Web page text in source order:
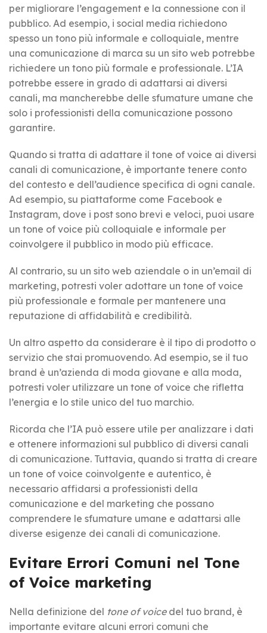
per migliorare l’engagement e la connessione con il
pubblico. Ad esempio, i social media richiedono
spesso un tono più informale e colloquiale, mentre
una comunicazione di marca su un sito web potrebbe
richiedere un tono più formale e professionale. L’IA
potrebbe essere in grado di adattarsi ai diversi
canali, ma mancherebbe delle sfumature umane che
solo i professionisti della comunicazione possono
garantire.
Quando si tratta di adattare il tone of voice ai diversi
canali di comunicazione, è importante tenere conto
del contesto e dell’audience specifica di ogni canale.
Ad esempio, su piattaforme come Facebook e
Instagram, dove i post sono brevi e veloci, puoi usare
un tone of voice più colloquiale e informale per
coinvolgere il pubblico in modo più efficace.
Al contrario, su un sito web aziendale o in un’email di
marketing, potresti voler adottare un tone of voice
più professionale e formale per mantenere una
reputazione di affidabilità e credibilità.
Un altro aspetto da considerare è il tipo di prodotto o
servizio che stai promuovendo. Ad esempio, se il tuo
brand è un’azienda di moda giovane e alla moda,
potresti voler utilizzare un tone of voice che rifletta
l’energia e lo stile unico del tuo marchio.
Ricorda che l’IA può essere utile per analizzare i dati
e ottenere informazioni sul pubblico di diversi canali
di comunicazione. Tuttavia, quando si tratta di creare
un tone of voice coinvolgente e autentico, è
necessario affidarsi a professionisti della
comunicazione e del marketing che possano
comprendere le sfumature umane e adattarsi alle
diverse esigenze dei canali di comunicazione.
Evitare Errori Comuni nel Tone
of Voice marketing
Nella definizione del tone of voicedel tuo brand, è
importante evitare alcuni errori comuni che